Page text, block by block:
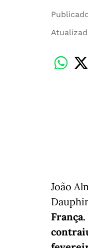
João